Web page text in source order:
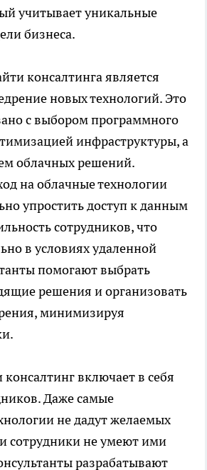
учитывает уникальные
бизнеса.
консалтинга является
новых технологий. Это
с выбором программного
инфраструктуры, а
облачных решений.
на облачные технологии
упростить доступ к данным
сотрудников, что
в условиях удаленной
помогают выбрать
решения и организовать
минимизируя
включает в себя
Даже самые
не дадут желаемых
сотрудники не умеют ими
разрабатывают